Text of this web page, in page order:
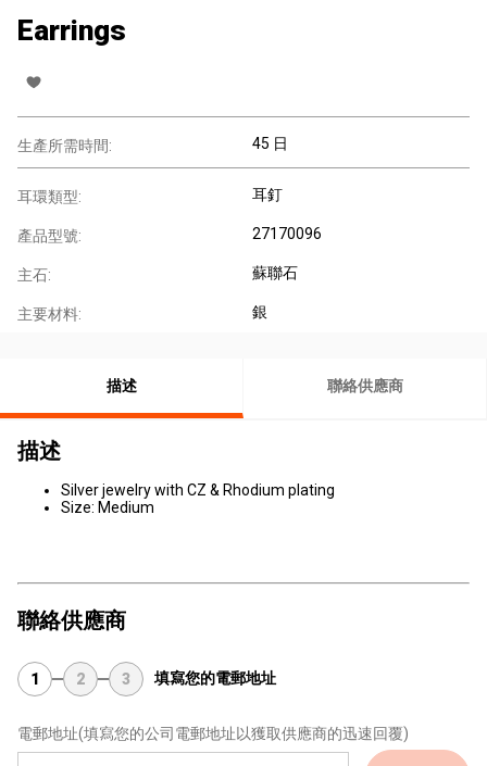
Earrings
生產所需時間: 45 日
耳環類型: 耳釘
產品型號: 27170096
主石: 蘇聯石
主要材料: 銀
描述 聯絡供應商
描述
Silver jewelry with CZ & Rhodium plating
Size: Medium
聯絡供應商
1 2 3 填寫您的電郵地址
電郵地址(填寫您的公司電郵地址以獲取供應商的迅速回覆)